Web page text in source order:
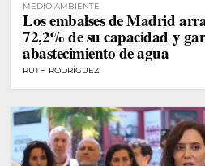
MEDIO AMBIENTE
Los embalses de Madrid
72,2% de su capacidad y
abastecimiento de agua
RUTH RODRÍGUEZ